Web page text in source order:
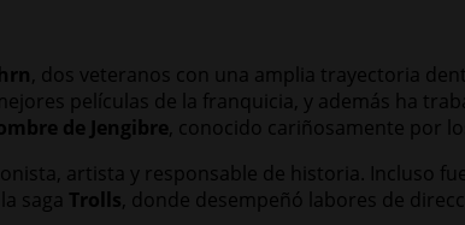
, dos veteranos con una amplia trayectoria
películas de la franquicia, y además ha
de Jengibre, conocido cariñosamente por
artista y responsable de historia. Incluso
saga Trolls, donde desempeñó labores de